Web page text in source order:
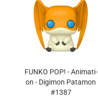
FUNKO POP! - Ani­ma­ti­
on - Di­gi­mon Pa­t­a­mon
#1387